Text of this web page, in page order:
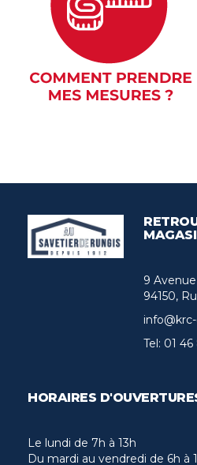
9
94150,
Tel: 01 46
HORAIRES
Le lundi de 7h à 13h
Du mardi au vendredi de 6h à